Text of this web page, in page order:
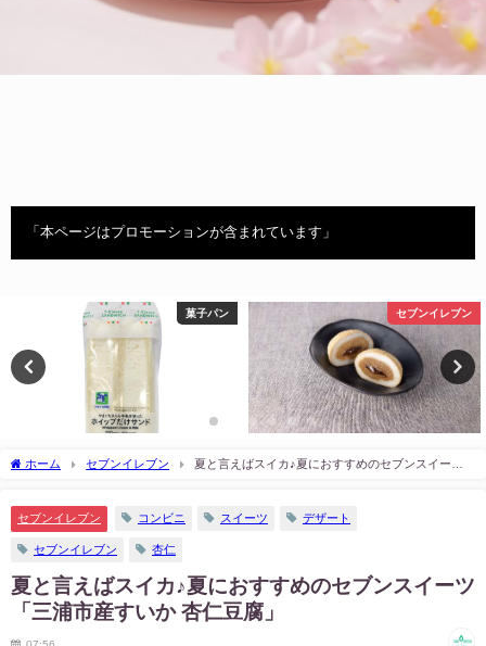
「本ページはプロモーションが含まれています」
菓子パン セブンイレブン
ホーム セブンイレブン
夏と言えばスイカ♪夏におすすめのセブンスイーツ
セブンイレブン コンビニ スイーツ デザート
セブンイレブン 杏仁
夏と言えばスイカ♪夏におすすめのセブンスイーツ
「三浦市産すいか 杏仁豆腐」